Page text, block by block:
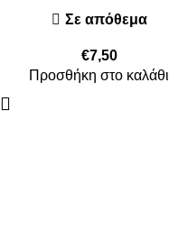
Σε απόθεμα
€7,50
Προσθήκη στο καλάθι